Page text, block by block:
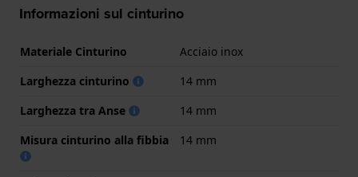
Informazioni sul cinturino
Materiale Cinturino
Acciaio inox
Larghezza cinturino
14 mm
Larghezza tra Anse
14 mm
Misura cinturino alla fibbia
14 mm